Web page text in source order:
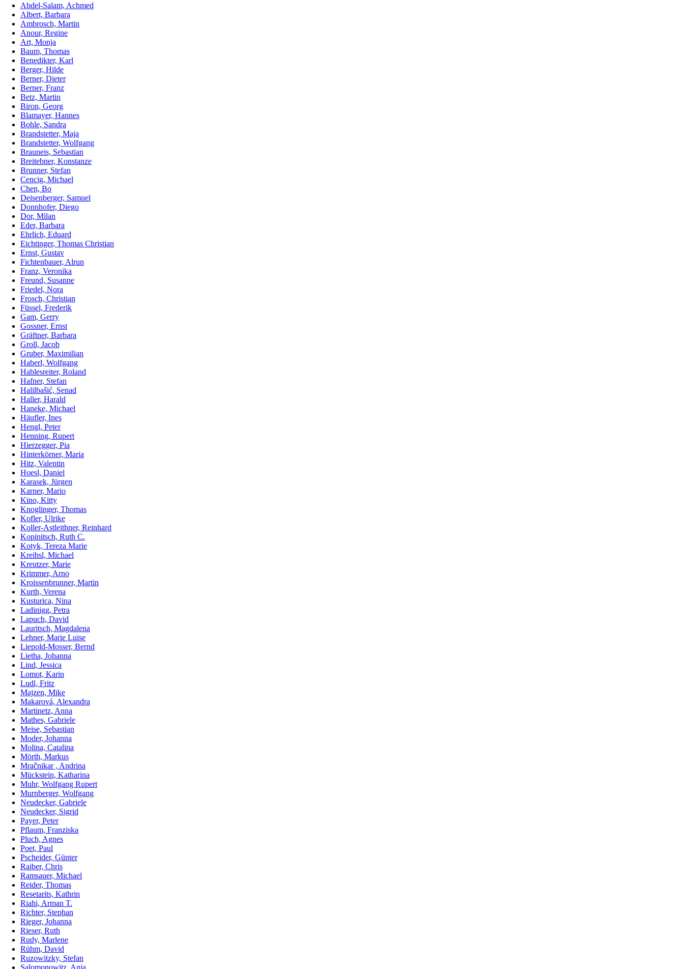
Abdel-Salam, Achmed
Albert, Barbara
Ambrosch, Martin
Anour, Regine
Art, Monja
Baum, Thomas
Benedikter, Karl
Berger, Hilde
Berner, Dieter
Berner, Franz
Betz, Martin
Biron, Georg
Blamayer, Hannes
Bohle, Sandra
Brandstetter, Maja
Brandstetter, Wolfgang
Brauneis, Sebastian
Breitebner, Konstanze
Brunner, Stefan
Cencig, Michael
Chen, Bo
Deisenberger, Samuel
Donnhofer, Diego
Dor, Milan
Eder, Barbara
Ehrlich, Eduard
Eichtinger, Thomas Christian
Ernst, Gustav
Fichtenbauer, Alrun
Franz, Veronika
Freund, Susanne
Friedel, Nora
Frosch, Christian
Füssel, Frederik
Gam, Gerry
Gossner, Ernst
Gräftner, Barbara
Groll, Jacob
Gruber, Maximilian
Haberl, Wolfgang
Hablesreiter, Roland
Hafner, Stefan
Halilbašić, Senad
Haller, Harald
Haneke, Michael
Häufler, Ines
Hengl, Peter
Henning, Rupert
Hierzegger, Pia
Hinterkörner, Maria
Hitz, Valentin
Hoesl, Daniel
Karasek, Jürgen
Karner, Mario
Kino, Kitty
Knoglinger, Thomas
Kofler, Ulrike
Koller-Astleithner, Reinhard
Kopinitsch, Ruth C.
Kotyk, Tereza Marie
Kreihsl, Michael
Kreutzer, Marie
Krimmer, Arno
Kroissenbrunner, Martin
Kurth, Verena
Kusturica, Nina
Ladinigg, Petra
Lapuch, David
Lauritsch, Magdalena
Lehner, Marie Luise
Liepold-Mosser, Bernd
Lietha, Johanna
Lind, Jessica
Lomot, Karin
Ludl, Fritz
Majzen, Mike
Makarová, Alexandra
Martinetz, Anna
Mathes, Gabriele
Meise, Sebastian
Moder, Johanna
Molina, Catalina
Mörth, Markus
Mračnikar , Andrina
Mückstein, Katharina
Muhr, Wolfgang Rupert
Murnberger, Wolfgang
Neudecker, Gabriele
Neudecker, Sigrid
Payer, Peter
Pflaum, Franziska
Pluch, Agnes
Poet, Paul
Pscheider, Günter
Raiber, Chris
Ramsauer, Michael
Reider, Thomas
Resetarits, Kathrin
Riahi, Arman T.
Richter, Stephan
Rieger, Johanna
Rieser, Ruth
Rudy, Marlene
Rühm, David
Ruzowitzky, Stefan
Salomonowitz, Anja